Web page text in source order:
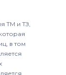
ТМ и ТЗ,
в том